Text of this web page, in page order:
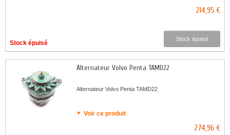
214,95 €
Stock épuisé
Stock épuisé
Alternateur Volvo Penta TAMD22
Alternateur Volvo Penta TAMD22
Voir ce produit
274,96 €